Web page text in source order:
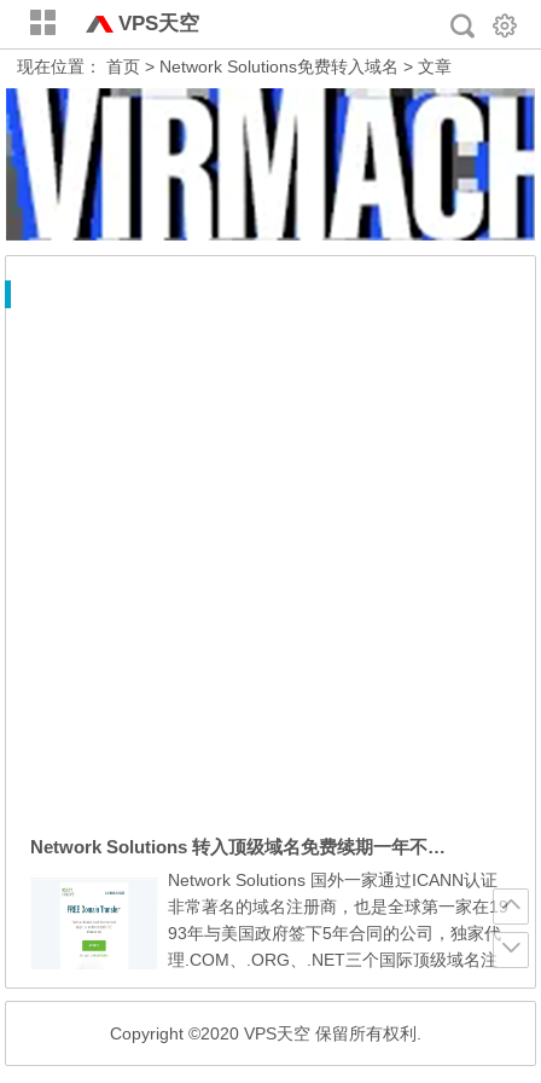
VPS天空
现在位置：首页 > Network Solutions免费转入域名 > 文章
Network Solutions 转入顶级域名免费续期一年不限量
Network Solutions 国外一家通过ICANN认证
非常著名的域名注册商，也是全球第一家在19
93年与美国政府签下5年合同的公司，独家代
理.COM、.ORG、.NET三个国际顶级域名注
册权。大家查域名whois的时候可以他家看到
Solutions这家发布了一个优惠码，转入.com, .
net, .org, .info, .biz等后缀的域名可以免费续
Copyright ©2020 VPS天空 保留所有权利.